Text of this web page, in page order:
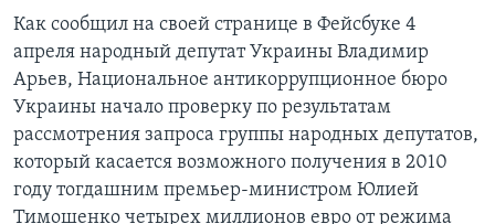
Как сообщил на своей странице в Фейсбуке 4
апреля народный депутат Украины Владимир
Арьев, Национальное антикоррупционное бюро
Украины начало проверку по результатам
рассмотрения запроса группы народных депутатов,
который касается возможного получения в 2010
году тогдашним премьер-министром Юлией
Тимошенко четырех миллионов евро от режима